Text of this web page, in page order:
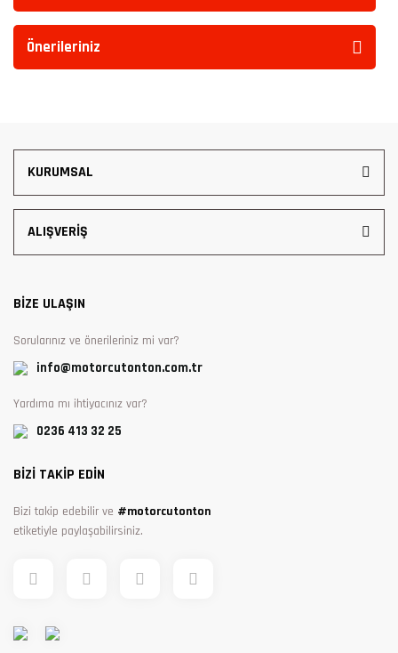
Önerileriniz
KURUMSAL
ALIŞVERİŞ
BİZE ULAŞIN
Sorularınız ve önerileriniz mi var?
info@motorcutonton.com.tr
Yardıma mı ihtiyacınız var?
0236 413 32 25
BİZİ TAKİP EDİN
Bizi takip edebilir ve #motorcutonton
etiketiyle paylaşabilirsiniz.